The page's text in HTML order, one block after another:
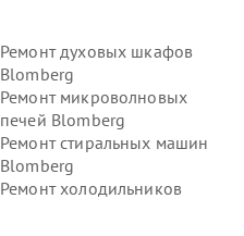
Ремонт духовых шкафов
Blomberg
Ремонт микроволновых
печей Blomberg
Ремонт стиральных машин
Blomberg
Ремонт холодильников